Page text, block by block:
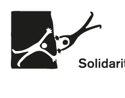
Aller
contenu
principal